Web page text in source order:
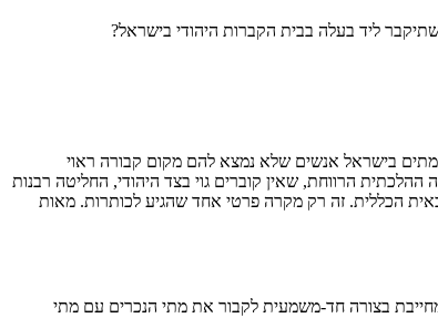
בישראל אנשים שלא נמצא להם מקום קבורה ראוי
בשנים האחרונות היה זה של חייל לב פסחוב (יהודי על-פי האב), שנפל בלבנון בקיץ 1993. בעקבות הקביעה ההלכתית הרווחת, שאין קוברים גוי בצד היהודי, החליטה רבנות
הכללית. זה רק מקרה פרטי אחד שהגיע לכותרות. מאות
בצורה חד-משמעית לקבור את מתי הנכרים עם מתי